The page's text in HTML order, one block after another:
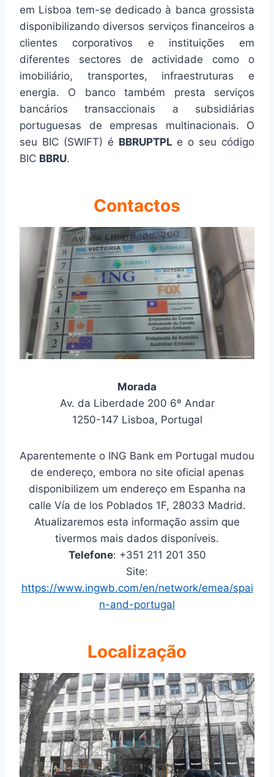
em Lisboa tem-se dedicado à banca grossista
disponibilizando diversos serviços financeiros a
clientes corporativos e instituições em
diferentes sectores de actividade como o
imobiliário, transportes, infraestruturas e
energia. O banco também presta serviços
bancários transaccionais a subsidiárias
portuguesas de empresas multinacionais. O
seu BIC (SWIFT) é BBRUPTPL e o seu código
BIC BBRU.
Contactos
Morada
Av. da Liberdade 200 6º Andar
1250-147 Lisboa, Portugal
Aparentemente o ING Bank em Portugal mudou
de endereço, embora no site oficial apenas
disponibilizem um endereço em Espanha na
calle Vía de los Poblados 1F, 28033 Madrid.
Atualizaremos esta informação assim que
tivermos mais dados disponíveis.
Telefone: +351 211 201 350
Site:
https://www.ingwb.com/en/network/emea/spai
n-and-portugal
Localização